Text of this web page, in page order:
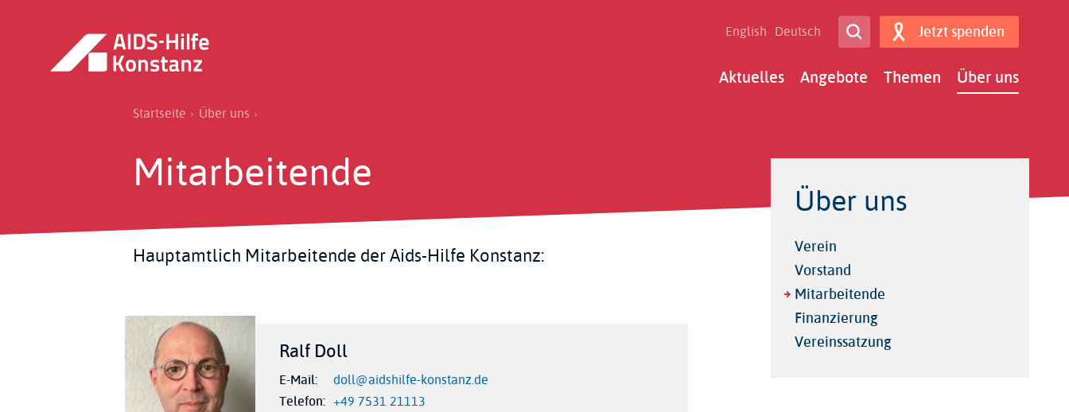
Main
Aktuelles Angebote Themen Über uns
English Deutsch Open SearchJetzt spenden
Pfadnavigation
Startseite Über uns
Mitarbeitende
Hauptamtlich Mitarbeitende der Aids-Hilfe Konstanz:
Ralf Doll
E-Mail doll@aidshilfe-konstanz.de
Telefon +49 7531 21113
Über uns
Verein
Vorstand
Mitarbeitende
Finanzierung
Vereinssatzung